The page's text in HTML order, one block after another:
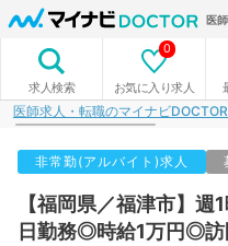
医
求人検索 お気に入り求人
0
医師求人・転職のマイナビDOCTOR
非常勤(アルバイト)求人
【福岡県／福津市】
日勤務◎時給1万円◎訪